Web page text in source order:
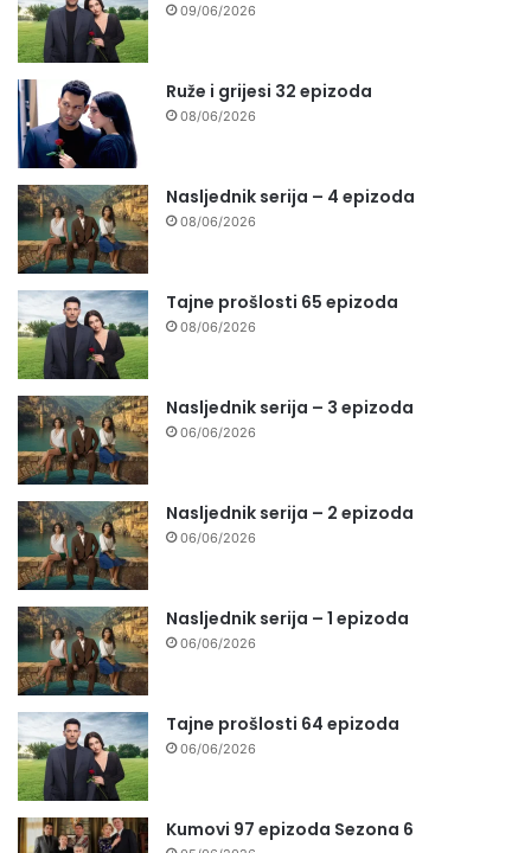
09/06/2026
Ruže i grijesi 32 epizoda
08/06/2026
Nasljednik serija – 4 epizoda
08/06/2026
Tajne prošlosti 65 epizoda
08/06/2026
Nasljednik serija – 3 epizoda
06/06/2026
Nasljednik serija – 2 epizoda
06/06/2026
Nasljednik serija – 1 epizoda
06/06/2026
Tajne prošlosti 64 epizoda
06/06/2026
Kumovi 97 epizoda Sezona 6